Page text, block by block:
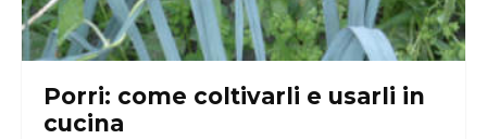
Porri: come coltivarli e usarli in
cucina